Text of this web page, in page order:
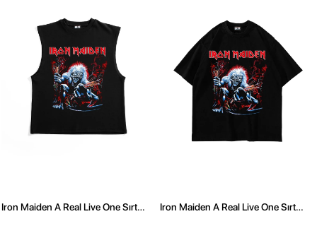
Iron Maiden A Real Live One Sırt
Iron Maiden A Real Live One Sırt